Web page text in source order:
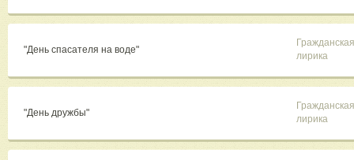
"День спасателя на воде"
Гражданская
лирика
"День дружбы"
Гражданская
лирика